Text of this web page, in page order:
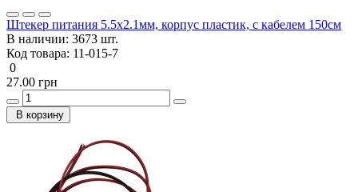
Штекер питания 5.5x2.1мм, корпус пластик, с кабелем 150см
В наличии: 3673 шт.
Код товара: 11-015-7
0
27.00 грн
В корзину